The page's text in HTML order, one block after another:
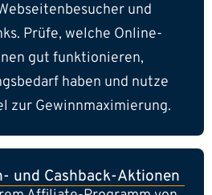
und
Prüfe, welche Online-
gut funktionieren,
haben und nutze
zur Gewinnmaximierung.
und Cashback-Aktionen